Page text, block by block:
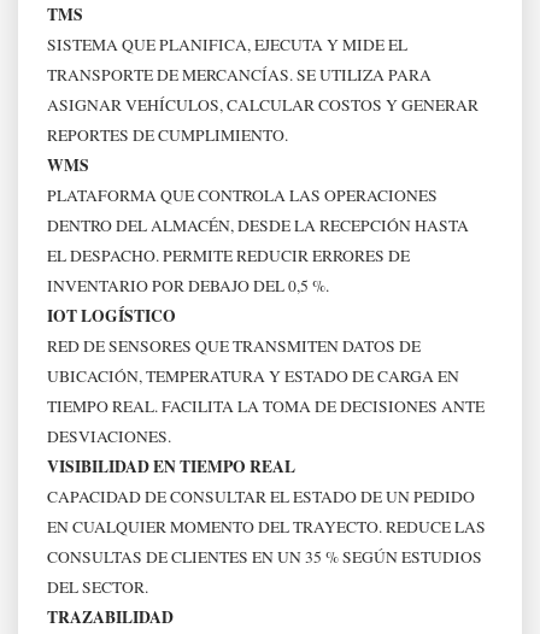
TMS
SISTEMA QUE PLANIFICA, EJECUTA Y MIDE EL
TRANSPORTE DE MERCANCÍAS. SE UTILIZA PARA
ASIGNAR VEHÍCULOS, CALCULAR COSTOS Y GENERAR
REPORTES DE CUMPLIMIENTO.
WMS
PLATAFORMA QUE CONTROLA LAS OPERACIONES
DENTRO DEL ALMACÉN, DESDE LA RECEPCIÓN HASTA
EL DESPACHO. PERMITE REDUCIR ERRORES DE
INVENTARIO POR DEBAJO DEL 0,5 %.
IOT LOGÍSTICO
RED DE SENSORES QUE TRANSMITEN DATOS DE
UBICACIÓN, TEMPERATURA Y ESTADO DE CARGA EN
TIEMPO REAL. FACILITA LA TOMA DE DECISIONES ANTE
DESVIACIONES.
VISIBILIDAD EN TIEMPO REAL
CAPACIDAD DE CONSULTAR EL ESTADO DE UN PEDIDO
EN CUALQUIER MOMENTO DEL TRAYECTO. REDUCE LAS
CONSULTAS DE CLIENTES EN UN 35 % SEGÚN ESTUDIOS
DEL SECTOR.
TRAZABILIDAD